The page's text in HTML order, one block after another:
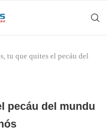
tu que quites el pecáu del
pecáu del mundu